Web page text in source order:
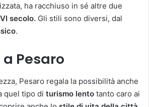
ha racchiuso in sé altre due
VI secolo. Gli stili sono diversi, dal
.
Pesaro
Pesaro regala la possibilità anche
quel tipo di turismo lento tanto caro ai